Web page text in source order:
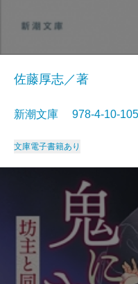
佐藤厚志／著
新潮文庫 978-4-10-
文庫電子書籍あり